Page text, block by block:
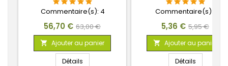
Commentaire(s): 4
Prix
56,70 € Prix
de
base
63,00 €
 Ajouter au panier
Détails
Commentaire(s):
Prix
5,36 € Prix
de
base
5,95 €
 Ajouter au panier
Détails